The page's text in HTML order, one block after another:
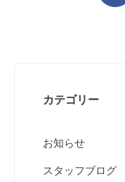
カテゴリー
お知らせ
スタッフブログ